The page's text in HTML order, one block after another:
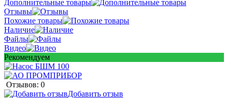
Дополнительные товары
Отзывы
Похожие товары
Наличие
Файлы
Видео
Рекомендуем
Отзывов: 0
Добавить отзыв